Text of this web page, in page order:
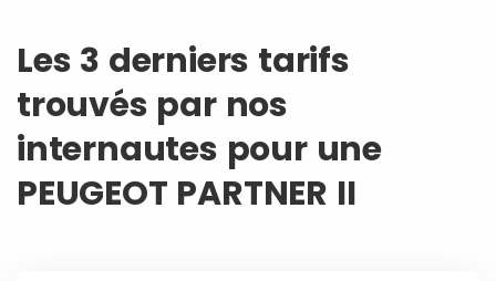
Les 3 derniers tarifs
trouvés par nos
internautes pour une
PEUGEOT PARTNER II